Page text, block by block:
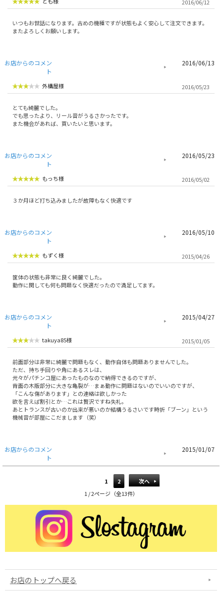
2016/06/12
いつもお世話になります。古めの機種ですが状態もよく安心して注文できます。
またよろしくお願いします。
お店からのコメン
ト
2016/06/13
外構屋様 2016/05/23
とても綺麗でした。
でも思ったより、リール音がうるさかったです。
また機会があれば、買いたいと思います。
お店からのコメン
ト
2016/05/23
もっち様 2016/05/02
３か月ほど打ち込みましたが故障もなく快適です
お店からのコメン
ト
2016/05/10
もずく様 2015/04/26
筐体の状態も非常に良く綺麗でした。
動作に関しても何も問題なく快適だったので満足してます。
お店からのコメン
ト
2015/04/27
takuya85様 2015/01/05
前面部分は非常に綺麗で問題もなく、動作自体も問題ありませんでした。
ただ、持ち手回りや角にあるスレは、
元々がパチンコ屋にあったものなので納得できるのですが、
背面の木版部分に大きな亀裂が…まぁ動作に問題はないのでいいのですが、
「こんな傷があります」との連絡は欲しかった
欲を言えば割引とか…これは贅沢ですね失礼。
あとトランスが古いのか出来が悪いのか結構うるさいです時折「ブーン」という
機械音が部屋にこだまします（笑）
お店からのコメン
ト
2015/01/07
1 2
次へ
1 / 2ページ（全13件）
お店のトップへ戻る